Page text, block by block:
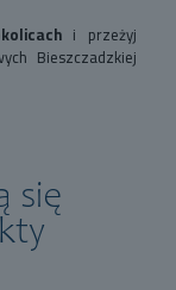
i przeżyj
Bieszczadzkiej
się